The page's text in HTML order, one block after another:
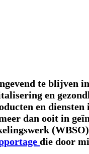
te blijven
en
en
dan ooit in
die door